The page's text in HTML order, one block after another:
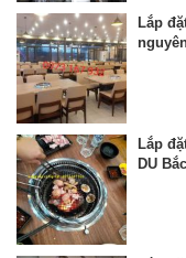
Lắp
Lắp
DU